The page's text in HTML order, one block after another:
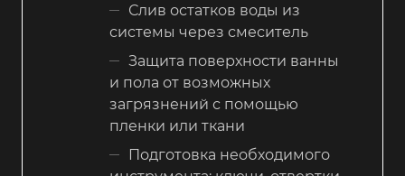
Слив остатков воды из
системы через смеситель
Защита поверхности ванны
и пола от возможных
загрязнений с помощью
пленки или ткани
Подготовка необходимого